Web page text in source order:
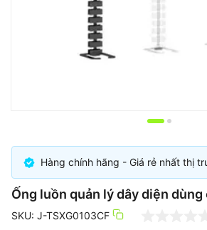
of
Hàng chính hãng - Giá rẻ nhất thị
Ống luồn quản lý dây diện dùng
SKU: J-TSXG0103CF